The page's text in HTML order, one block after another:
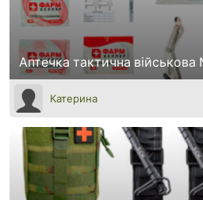
Аптечка тактична військова
Катерина